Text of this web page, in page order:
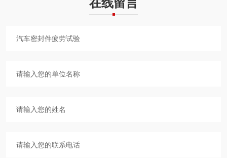
在线留言